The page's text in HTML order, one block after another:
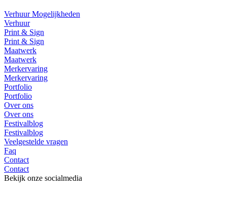
Verhuur Mogelijkheden
Verhuur
Print & Sign
Print & Sign
Maatwerk
Maatwerk
Merkervaring
Merkervaring
Portfolio
Portfolio
Over ons
Over ons
Festivalblog
Festivalblog
Veelgestelde vragen
Faq
Contact
Contact
Bekijk onze socialmedia